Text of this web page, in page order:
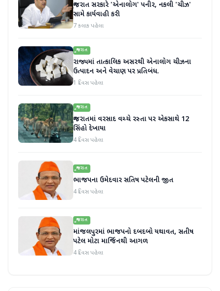
ગુજરાત સરકારે 'એનાલોગ' પનીર, નકલી 'ચીઝ'
સામે કાર્યવાહી કરી
7 કલાક પહેલા
ગુજરાત
રાજ્યમાં તાત્કાલિક અસરથી એનાલોગ ચીઝના
ઉત્પાદન અને વેચાણ પર પ્રતિબંધ.
1 દિવસ પહેલા
ગુજરાત
ગુજરાતમાં વરસાદ વચ્ચે રસ્તા પર એકસાથે 12
સિંહો દેખાયા
4 દિવસ પહેલા
ગુજરાત
ભાજપના ઉમેદવાર સતિષ પટેલની જીત
4 દિવસ પહેલા
ગુજરાત
માંજલપુરમાં ભાજપનો દબદબો યથાવત, સતીષ
પટેલ મોટા માર્જિનથી આગળ
4 દિવસ પહેલા